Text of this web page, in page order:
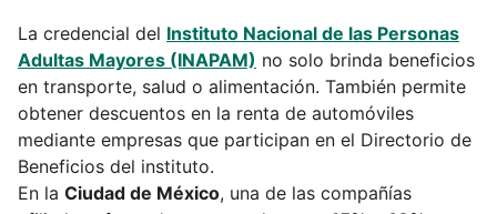
La credencial del Instituto Nacional de las Personas
Adultas Mayores (INAPAM) no solo brinda beneficios
en transporte, salud o alimentación. También permite
obtener descuentos en la renta de automóviles
mediante empresas que participan en el Directorio de
Beneficios del instituto.
En la Ciudad de México, una de las compañías